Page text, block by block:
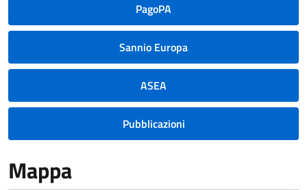
PagoPA
Sannio Europa
ASEA
Pubblicazioni
Mappa